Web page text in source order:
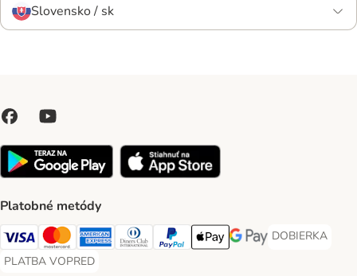
Slovensko / sk
Platobné metódy
Visa Payment Method
Mastercard Payment Method
American Express Payment Method
Diners Club Payment Method
PayPal Payment Method
Apple Pay Payment Method
Google Pay Payment
DOBIERKA
DOBIERKA
PLATBA VOPRED
PLATBA VOPRED Payment Method